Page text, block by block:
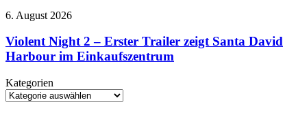
„Blubbmeeria“
Unterwasserwelt
erschienen
Violent
2
–
Erster
zeigt
Santa
6. August 2026
Violent Night 2 – Erster Trailer zeigt Santa David
Harbour im Einkaufszentrum
Kategorien
Kategorien